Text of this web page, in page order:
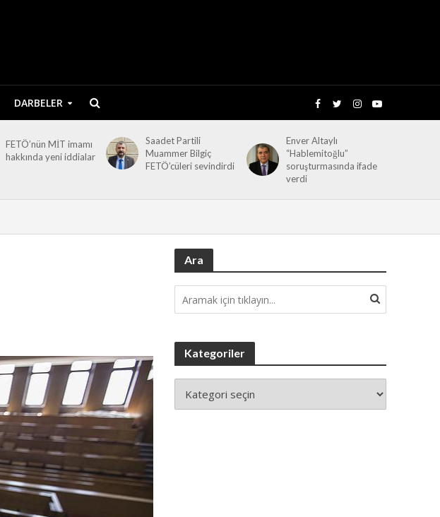
DARBELER
FETÖ’nün MİT imamı
hakkında yeni iddialar
Saadet Partili
Muammer Bilgiç
FETÖ’cüleri sevindirdi
Enver Altaylı
“Hablemitoğlu”
soruşturmasında ifade
verdi
Ara
Kategoriler